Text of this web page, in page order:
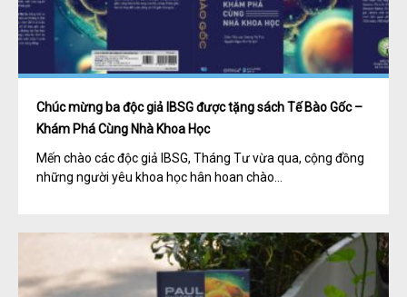
Chúc mừng ba độc giả IBSG được tặng sách Tế Bào Gốc –
Khám Phá Cùng Nhà Khoa Học
Mến chào các độc giả IBSG, Tháng Tư vừa qua, cộng đồng
những người yêu khoa học hân hoan chào...